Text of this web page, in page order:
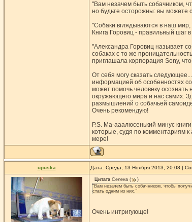
"Вам незачем быть собачником,
но будьте осторожны: вы можете
"Собаки вглядываются в наш
Книга Горовиц - правильный шаг
"Александра Горовиц называет
собаках с то же
приглашала корпорация Sony,
От себя могу сказать
информацией об особенностях
может помочь человеку осознать
окружающего мира и нас самих.
размышлений о собачьей
Очень рекомендую!
P.S. Ма-ааалюсенький минус
которые, судя по комментариям к
мере!
upuska Дата: Среда, 13 Ноября 2013, 20:08 |
Цитата Селена(
)
"Вам незачем быть собачником, чтобы
стать одним из них."
Очень интригующе!